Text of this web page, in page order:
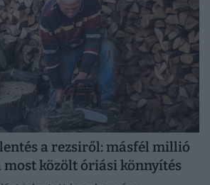
a rezsiről: másfél millió
közölt óriási könnyítés